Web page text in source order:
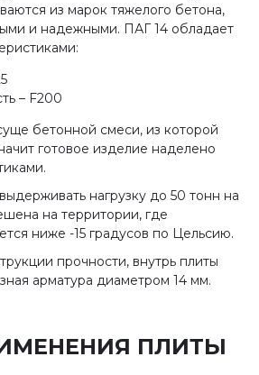
из марок тяжелого бетона,
и надежными. ПАГ 14 обладает
– F200
бетонной смеси, из которой
готовое изделие наделено
нагрузку до 50 тонн на
на территории, где
ниже -15 градусов по Цельсию.
прочности, внутрь плиты
арматура диаметром 14 мм.
ПЛИТЫ